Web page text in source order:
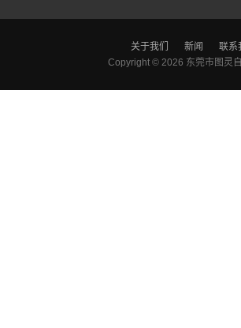
关于我们 新闻
联系
Copyright © 2026 东莞市图灵